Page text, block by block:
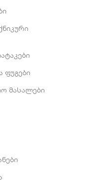
ფუგები
მასალები